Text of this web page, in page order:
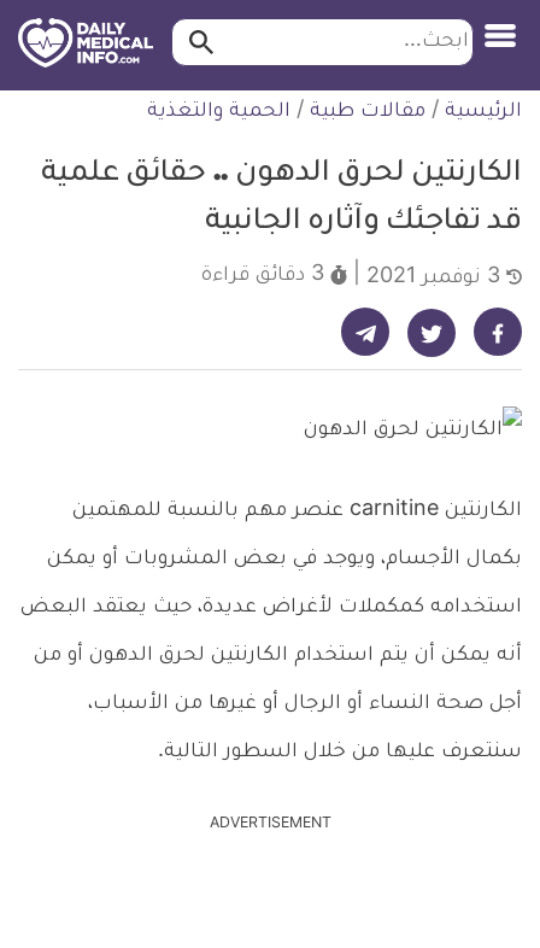
التخطي
للمحتوى
طبية
ابحث ابحث…
الرئيسية / مقالات طبية / الحمية والتغذية
الكارنتين لحرق الدهون .. حقائق علمية
قد تفاجئك وآثاره الجانبية
3 دقائق قراءة
شارك على فيسبوك - ديلي ميديكال انفو شارك على تويتر - ديلي ميديكال انفو شارك على تيليجرام - ديلي ميديكال انفو
الكارنتين carnitine عنصر مهم بالنسبة للمهتمين
بكمال الأجسام، ويوجد في بعض المشروبات أو يمكن
استخدامه كمكملات لأغراض عديدة، حيث يعتقد البعض
أنه يمكن أن يتم استخدام الكارنتين لحرق الدهون أو من
أجل صحة النساء أو الرجال أو غيرها من الأسباب،
سنتعرف عليها من خلال السطور التالية.
ADVERTISEMENT